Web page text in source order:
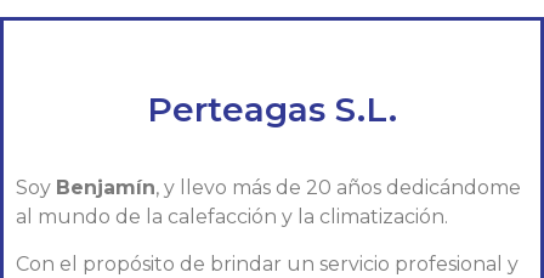
Perteagas S.L.
Soy Benjamín, y llevo más de 20 años dedicándome
al mundo de la calefacción y la climatización.
Con el propósito de brindar un servicio profesional y